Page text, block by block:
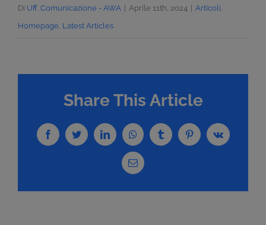
Di Uff. Comunicazione - AWA Aprile 11th, 2024 Articoli
Homepage Latest Articles
Share This Article
FacebookTwitterLinkedInWhatsAppTumblrPinterestVk
Email